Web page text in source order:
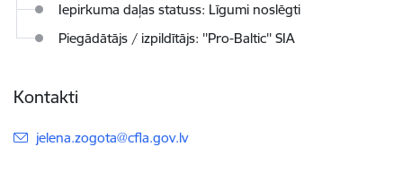
Iepirkuma daļas statuss: Līgumi noslēgti
Piegādātājs / izpildītājs: ''Pro-Baltic'' SIA
Kontakti
E-pasts:
jelena.zogota@cfla.gov.lv